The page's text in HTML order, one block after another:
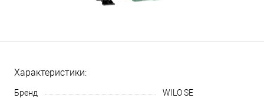
Характеристики:
Бренд
WILO SE